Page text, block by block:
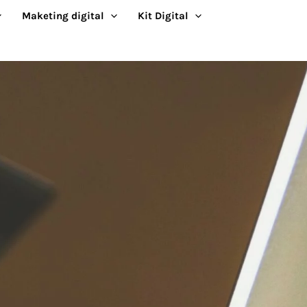
Maketing digital Kit Digital